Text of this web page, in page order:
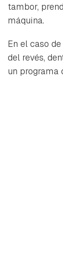
tambor,
máquina.
En el caso
del revés,
un programa